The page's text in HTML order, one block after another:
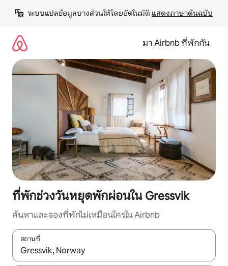
เนื้อหา
ระบบแปลข้อมูลบางส่วนให้โดยอัตโนมัติ แสดงภาษาต้นฉบับ
มา Airbnb ที่พักกัน
ที่พักช่วงวันหยุดพักผ่อนใน Gressvik
ค้นหาและจองที่พักไม่เหมือนใครใน Airbnb
สถานที่
ใช้ลูกศรขึ้นลง หรือใช้การสัมผัสหรือปัด เพื่อสำรวจผลการค้นหา